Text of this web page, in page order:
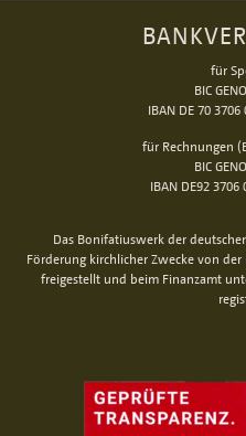
für
BIC
IBAN DE 70
für Rechnungen
BIC
IBAN DE92 3706
Das Bonifatiuswerk der
Förderung kirchlicher Zwecke von
freigestellt und beim Finanzamt